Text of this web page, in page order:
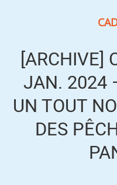
[ARCHIVE]
JAN. 2024
UN TOUT
DES